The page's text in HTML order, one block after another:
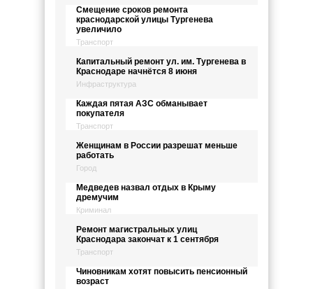
Смещение сроков ремонта
краснодарской улицы Тургенева
увеличило
Транспорт
Капитальный ремонт ул. им. Тургенева в
Краснодаре начнётся 8 июня
Инфраструктура
Каждая пятая АЗС обманывает
покупателя
Транспорт
Женщинам в России разрешат меньше
работать
Город
Медведев назвал отдых в Крыму
дремучим
Криминал
Ремонт магистральных улиц
Краснодара закончат к 1 сентября
Транспорт
Чиновникам хотят повысить пенсионный
возраст